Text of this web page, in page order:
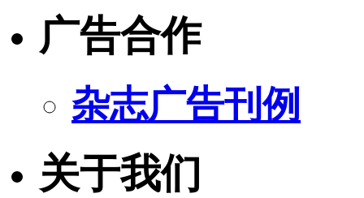
广告合作
杂志广告刊例
关于我们